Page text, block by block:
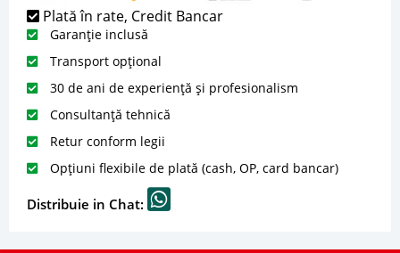
Plată în rate, Credit Bancar
Garanție inclusă
Transport opțional
30 de ani de experiență și profesionalism
Consultanță tehnică
Retur conform legii
Opțiuni flexibile de plată (cash, OP, card bancar)
Distribuie in Chat: